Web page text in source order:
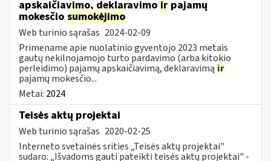
apskaičiavimo, deklaravimo ir pajamų
mokesčio sumokėjimo
Web turinio sąrašas 2024-02-09
Primename apie nuolatinio gyventojo 2023 metais
gautų nekilnojamojo turto pardavimo (arba kitokio
perleidimo) pajamų apskaičiavimą, deklaravimą ir
pajamų mokesčio...
Metai: 2024
Teisės aktų projektai
Web turinio sąrašas 2020-02-25
Interneto svetainės srities „Teisės aktų projektai"
sudaro: „Išvadoms gauti pateikti teisės aktų projektai" -